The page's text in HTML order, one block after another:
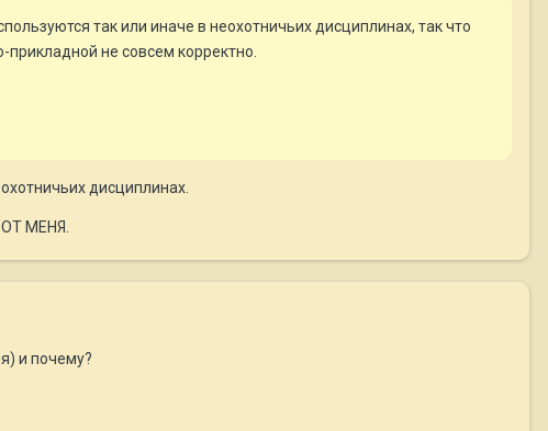
так или иначе в неохотничьих дисциплинах, так что
прикладной не совсем корректно.
дисциплинах.
МЕНЯ.
и почему?